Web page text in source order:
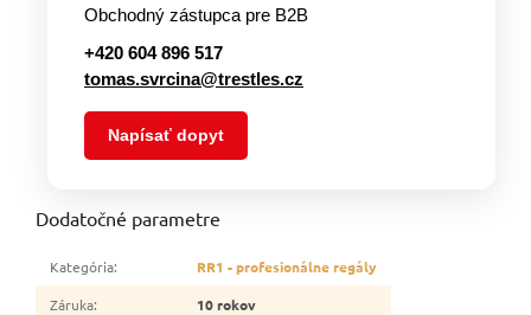
Obchodný zástupca pre B2B
+420 604 896 517
tomas.svrcina@trestles.cz
Napísať dopyt
Dodatočné parametre
Kategória:
RR1 - profesionálne regály
Záruka:
10 rokov